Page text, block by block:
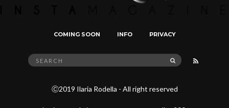
COMING SOON INFO PRIVACY
Search
for:
SEARCH
Ⓒ2019 Ilaria Rodella - All right reserved